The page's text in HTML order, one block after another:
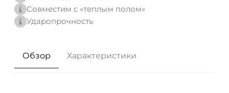
Совместим с «теплым полом»
Ударопрочность
Обзор Характеристики